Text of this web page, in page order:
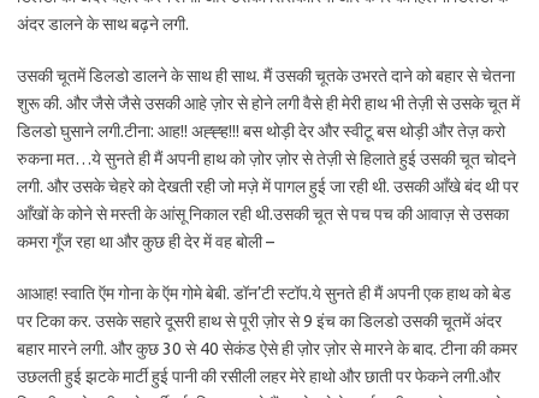
अंदर डालने के साथ बढ़ने लगी.
उसकी चूतमें डिलडो डालने के साथ ही साथ. मैं उसकी चूतके उभरते दाने को बहार से चेतना
शुरू की. और जैसे जैसे उसकी आहे ज़ोर से होने लगी वैसे ही मेरी हाथ भी तेज़ी से उसके चूत में
डिलडो घुसाने लगी.टीना: आह!! अह्ह्ह!!! बस थोड़ी देर और स्वीटू बस थोड़ी और तेज़ करो
रुकना मत…ये सुनते ही मैं अपनी हाथ को ज़ोर ज़ोर से तेज़ी से हिलाते हुई उसकी चूत चोदने
लगी. और उसके चेहरे को देखती रही जो मज़े में पागल हुई जा रही थी. उसकी आँखे बंद थी पर
आँखों के कोने से मस्ती के आंसू निकाल रही थी.उसकी चूत से पच पच की आवाज़ से उसका
कमरा गूँज रहा था और कुछ ही देर में वह बोली –
आआह! स्वाति ऍम गोना के ऍम गोमे बेबी. डॉन’टी स्टॉप.ये सुनते ही मैं अपनी एक हाथ को बेड
पर टिका कर. उसके सहारे दूसरी हाथ से पूरी ज़ोर से 9 इंच का डिलडो उसकी चूतमें अंदर
बहार मारने लगी. और कुछ 30 से 40 सेकंड ऐसे ही ज़ोर ज़ोर से मारने के बाद. टीना की कमर
उछलती हुई झटके मार्टी हुई पानी की रसीली लहर मेरे हाथो और छाती पर फेकने लगी.और